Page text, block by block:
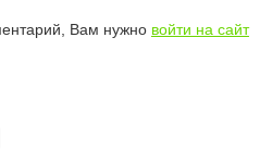
Вам нужно войти на сайт